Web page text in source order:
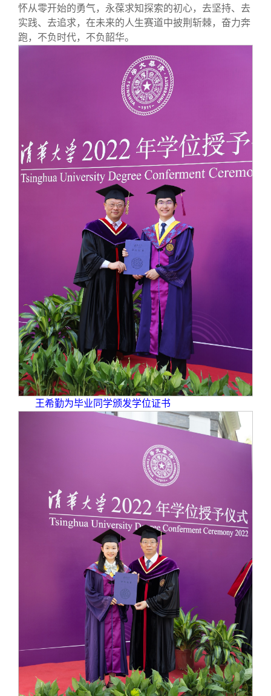
怀从零开始的勇气，永葆求知探索的初心，去坚持、去
实践、去追求，在未来的人生赛道中披荆斩棘，奋力奔
跑，不负时代，不负韶华。
王希勤为毕业同学颁发学位证书